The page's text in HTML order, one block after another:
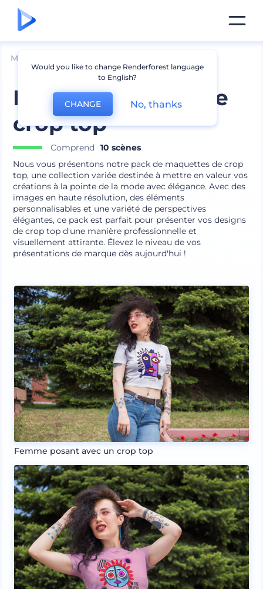
Mockups
Kit de maquette de
crop top
Comprend
10 scènes
Nous vous présentons notre pack de maquettes de crop
top, une collection variée destinée à mettre en valeur vos
créations à la pointe de la mode avec élégance. Avec des
images en haute résolution, des éléments
personnalisables et une variété de perspectives
élégantes, ce pack est parfait pour présenter vos designs
de crop top d'une manière professionnelle et
visuellement attirante. Élevez le niveau de vos
présentations de marque dès aujourd'hui !
Femme posant avec un crop top
Would you like to change Renderforest language
to English?
CHANGE No, thanks